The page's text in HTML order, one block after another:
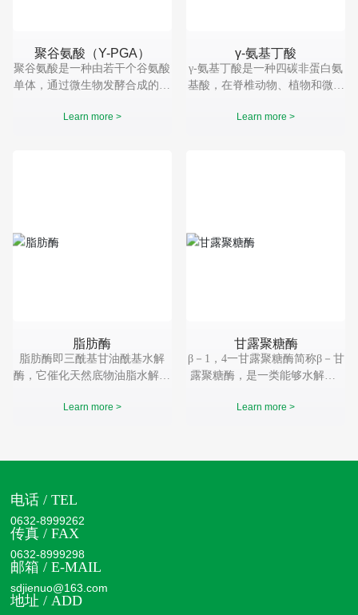
聚谷氨酸（Y-PGA）
聚谷氨酸是一种由若干个谷氨酸
单体，通过微生物发酵合成的高
为一种生物材料，γ-聚谷氨酸又
Learn more >
γ-氨基丁酸
γ-氨基丁酸是一种四碳非蛋白氨
基酸，在脊椎动物、植物和微生
氨基酸，具有镇静、催眠、抗惊
Learn more >
脂肪酶
脂肪酶即三酰基甘油酰基水解
酶，它催化天然底物油脂水解，
二酯。 脂肪酶基本组成单位仅
的蛋白质结构。
Learn more >
甘露聚糖酶
β－1，4一甘露聚糖酶简称β－甘
露聚糖酶，是一类能够水解含β
糖、甘露多糖（包括甘露聚糖、
素酶类。
Learn more >
电话 / TEL
0632-8999262
传真 / FAX
0632-8999298
邮箱 / E-MAIL
sdjienuo@163.com
地址 / ADD